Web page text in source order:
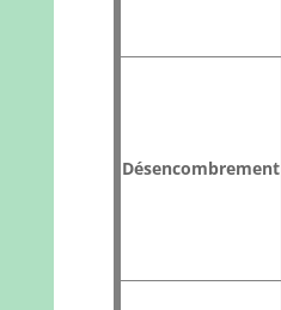
Désencombrement